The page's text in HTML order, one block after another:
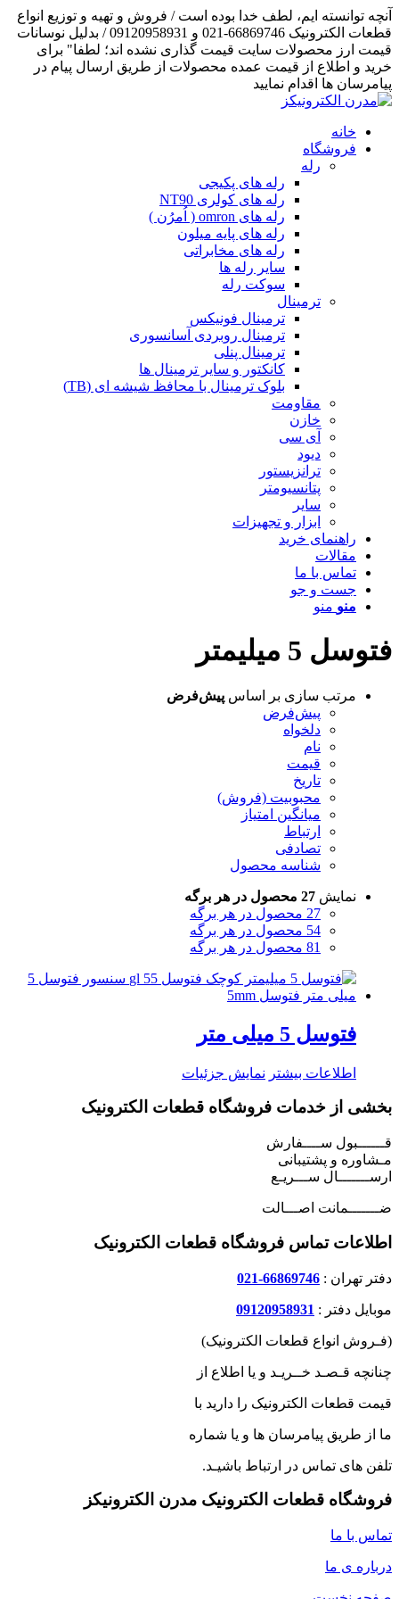
آنچه توانسته ایم، لطف خدا بوده است / فروش و تهیه و توزیع انواع
قطعات الکترونیک 66869746-021 و 09120958931 / بدلیل نوسانات
قیمت ارز محصولات سایت قیمت گذاری نشده اند؛ لطفا" برای
خرید و اطلاع از قیمت عمده محصولات از طریق ارسال پیام در
پیامرسان ها اقدام نمایید
خانه
فروشگاه
رله
رله های پکیجی
رله های کولری NT90
رله های omron ( اُمرُن )
رله های پایه میلون
رله های مخابراتی
سایر رله ها
سوکت رله
ترمینال
ترمینال فونیکس
ترمینال روبردی آسانسوری
ترمینال پنلی
کانکتور و سایر ترمینال ها
بلوک ترمینال با محافظ شیشه ای (TB)
مقاومت
خازن
آی سی
دیود
ترانزیستور
پتانسیومتر
سایر
ابزار و تجهیزات
راهنمای خرید
مقالات
تماس با ما
جست و جو
منو منو
فتوسل 5 میلیمتر
مرتب سازی بر اساس پیش‌فرض
پیش‌فرض
دلخواه
نام
قیمت
تاریخ
محبوبیت (فروش)
میانگین امتیاز
ارتباط
تصادفی
شناسه محصول
نمایش 27 محصول در هر برگه
27 محصول در هر برگه
54 محصول در هر برگه
81 محصول در هر برگه
فتوسل 5 میلی متر
اطلاعات بیشتر نمایش جزئیات
بخشی از خدمات فروشگاه قطعات الکترونیک
قــــــبول ســــفارش
مـشاوره و پشتیبانی
ارســـــــال ســـریـع
ضـــــــمانت اصـــالت
اطلاعات تماس فروشگاه قطعات الکترونیک
دفتر تهران : 66869746-021
موبایل دفتر : 09120958931
(فـروش انواع قطعات الکترونیک)
چنانچه قـصـد خــریـد و یا اطلاع از
قیمت قطعات الکترونیک را دارید با
ما از طریق پیامرسان ها و یا شماره
تلفن های تماس در ارتباط باشیـد.
فروشگاه قطعات الکترونیک مدرن الکترونیکز
تماس با ما
درباره ی ما